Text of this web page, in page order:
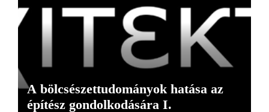
A bölcsészettudományok hatása az
építész gondolkodására I.